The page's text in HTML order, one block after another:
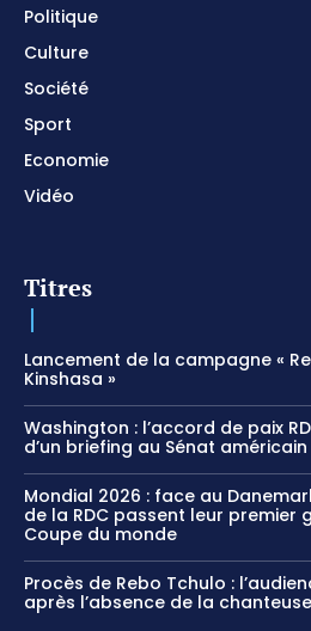
Politique
Culture
Société
Sport
Economie
Vidéo
Titres
Lancement de la campagne «
Kinshasa »
Washington : l’accord de paix
d’un briefing au Sénat américain
Mondial 2026 : face au
de la RDC passent leur premier
Coupe du monde
Procès de Rebo Tchulo :
après l’absence de la chanteuse